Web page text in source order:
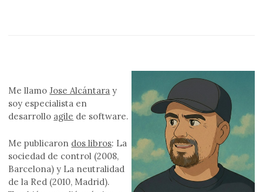
Me llamoJose Alcántara y
soy especialista en
desarrollo agile de software.
Me publicaron dos libros: La
sociedad de control (2008,
Barcelona) y La neutralidad
de la Red (2010, Madrid).